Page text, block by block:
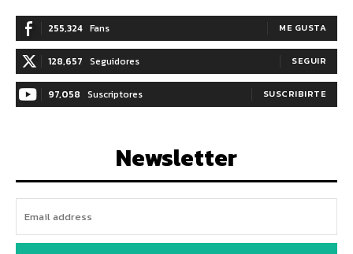
255,324 Fans ME GUSTA
128,657 Seguidores SEGUIR
97,058 Suscriptores SUSCRIBIRTE
Newsletter